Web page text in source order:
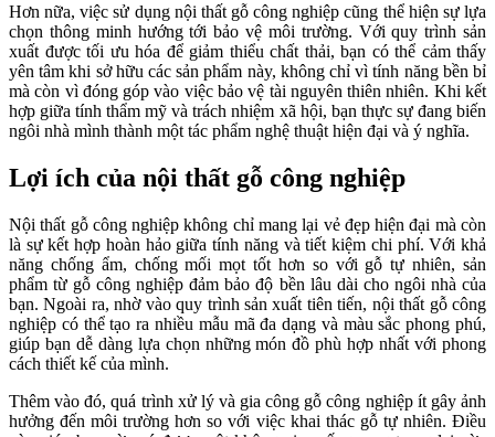
Hơn nữa, việc sử dụng nội thất gỗ công nghiệp cũng thể hiện sự lựa
chọn thông minh hướng tới bảo vệ môi trường. Với quy trình sản
xuất được tối ưu hóa để giảm thiểu chất thải, bạn có thể cảm thấy
yên tâm khi sở hữu các sản phẩm này, không chỉ vì tính năng bền bỉ
mà còn vì đóng góp vào việc bảo vệ tài nguyên thiên nhiên. Khi kết
hợp giữa tính thẩm mỹ và trách nhiệm xã hội, bạn thực sự đang biến
ngôi nhà mình thành một tác phẩm nghệ thuật hiện đại và ý nghĩa.
Lợi ích của nội thất gỗ công nghiệp
Nội thất gỗ công nghiệp không chỉ mang lại vẻ đẹp hiện đại mà còn
là sự kết hợp hoàn hảo giữa tính năng và tiết kiệm chi phí. Với khả
năng chống ẩm, chống mối mọt tốt hơn so với gỗ tự nhiên, sản
phẩm từ gỗ công nghiệp đảm bảo độ bền lâu dài cho ngôi nhà của
bạn. Ngoài ra, nhờ vào quy trình sản xuất tiên tiến, nội thất gỗ công
nghiệp có thể tạo ra nhiều mẫu mã đa dạng và màu sắc phong phú,
giúp bạn dễ dàng lựa chọn những món đồ phù hợp nhất với phong
cách thiết kế của mình.
Thêm vào đó, quá trình xử lý và gia công gỗ công nghiệp ít gây ảnh
hưởng đến môi trường hơn so với việc khai thác gỗ tự nhiên. Điều